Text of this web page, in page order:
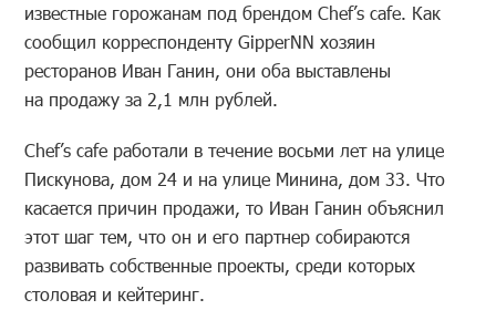
известные горожанам под брендом Chef’s cafe. Как
сообщил корреспонденту GipperNN хозяин
ресторанов Иван Ганин, они оба выставлены
на продажу за 2,1 млн рублей.
Chef’s cafe работали в течение восьми лет на улице
Пискунова, дом 24 и на улице Минина, дом 33. Что
касается причин продажи, то Иван Ганин объяснил
этот шаг тем, что он и его партнер собираются
развивать собственные проекты, среди которых
столовая и кейтеринг.